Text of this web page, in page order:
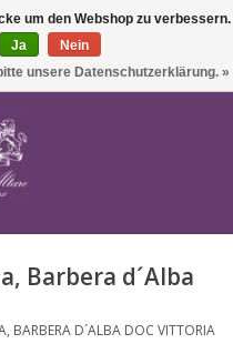
Barbera d´Alba
BARBERA D´ALBA DOC VITTORIA
um den Webshop zu verbessern.
Ja
Nein
unsere Datenschutzerklärung. »